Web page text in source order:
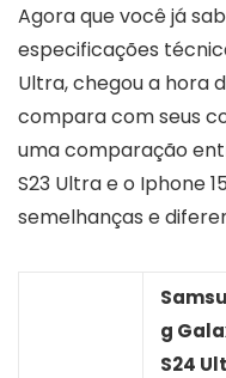
Agora que você já
especificações
Ultra, chegou a hora
compara com seus
uma comparação
S23 Ultra e o Iphone
semelhanças e
g
S24